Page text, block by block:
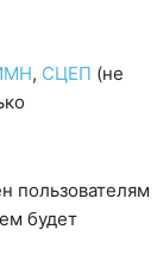
, СЦЕП (не
пользователям
будет